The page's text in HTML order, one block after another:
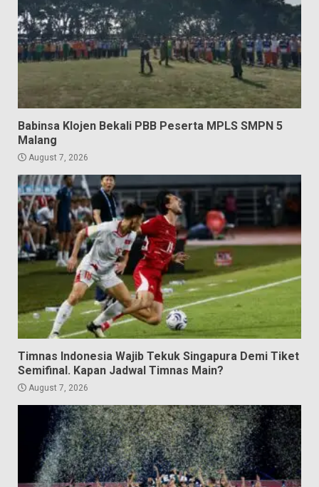
Babinsa Klojen Bekali PBB Peserta MPLS SMPN 5
Malang
August 7, 2026
Timnas Indonesia Wajib Tekuk Singapura Demi Tiket
Semifinal. Kapan Jadwal Timnas Main?
August 7, 2026